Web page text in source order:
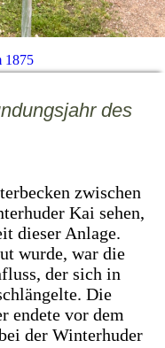
1875
des
zwischen
Kai sehen,
dieser Anlage.
wurde, war die
der sich in
Die
endete vor dem
der Winterhuder